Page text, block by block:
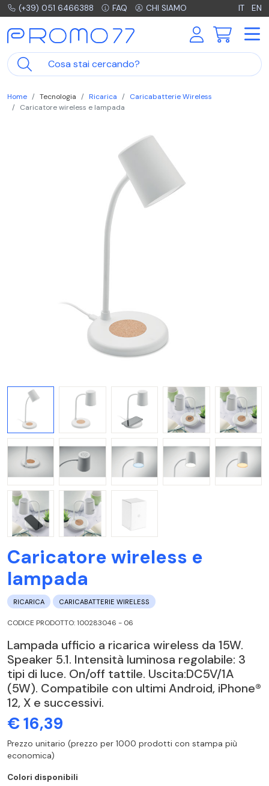
(+39) 051 6466388 FAQ CHI SIAMO IT EN
Home Tecnologia Ricarica
Caricabatterie Wireless
Caricatore wireless e lampada
Caricatore wireless e
lampada
RICARICA CARICABATTERIE WIRELESS
CODICE PRODOTTO: 100283046 - 06
Lampada ufficio a ricarica wireless da 15W.
Speaker 5.1. Intensità luminosa regolabile: 3
tipi di luce. On/off tattile. Uscita:DC5V/1A
(5W). Compatibile con ultimi Android, iPhone®
12, X e successivi.
€ 16,39
Prezzo unitario (prezzo per 1000 prodotti con stampa più
economica)
Colori disponibili